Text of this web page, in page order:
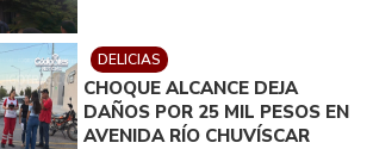
DELICIAS
CHOQUE ALCANCE DEJA
DAÑOS POR 25 MIL PESOS EN
AVENIDA RÍO CHUVÍSCAR